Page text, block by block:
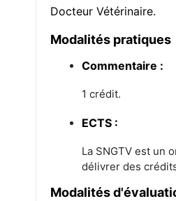
Docteur Vétérinaire.
Modalités pratiques
Commentaire :
1 crédit.
ECTS :
La SNGTV est un
délivrer des
Modalités